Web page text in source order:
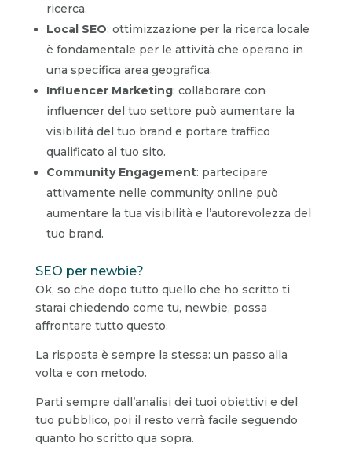
ricerca.
Local SEO: ottimizzazione per la ricerca locale
è fondamentale per le attività che operano in
una specifica area geografica.
Influencer Marketing: collaborare con
influencer del tuo settore può aumentare la
visibilità del tuo brand e portare traffico
qualificato al tuo sito.
Community Engagement: partecipare
attivamente nelle community online può
aumentare la tua visibilità e l’autorevolezza del
tuo brand.
SEO per newbie?
Ok, so che dopo tutto quello che ho scritto ti
starai chiedendo come tu, newbie, possa
affrontare tutto questo.
La risposta è sempre la stessa: un passo alla
volta e con metodo.
Parti sempre dall’analisi dei tuoi obiettivi e del
tuo pubblico, poi il resto verrà facile seguendo
quanto ho scritto qua sopra.